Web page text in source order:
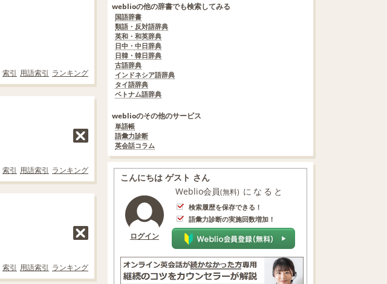
索引 用語索引 ランキング
索引 用語索引 ランキング
索引 用語索引 ランキング
weblioの他の辞書でも検索してみる
国語辞書
類語・反対語辞典
英和・和英辞典
日中・中日辞典
日韓・韓日辞典
古語辞典
インドネシア語辞典
タイ語辞典
ベトナム語辞典
weblioのその他のサービス
単語帳
語彙力診断
英会話コラム
こんにちは ゲスト さん
ログイン
Weblio会員(無料) になると
検索履歴を保存できる！
語彙力診断の実施回数増加！